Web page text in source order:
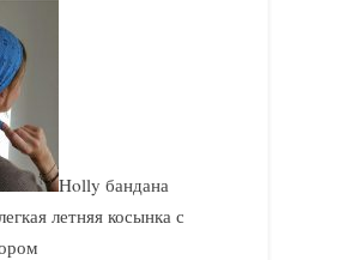
Holly бандана
летняя косынка с